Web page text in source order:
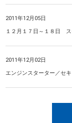
2011年12月05日
１２月１７日～１８日
2011年12月02日
エンジンスターター／セ